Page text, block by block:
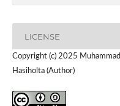
LICENSE
Copyright (c) 2025
Hasiholta (Author)